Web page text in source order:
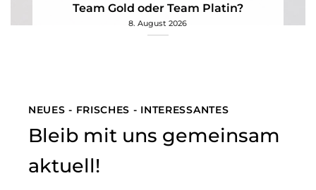
Team Gold oder Team Platin?
8. August 2026
NEUES - FRISCHES - INTERESSANTES
Bleib mit uns gemeinsam
aktuell!